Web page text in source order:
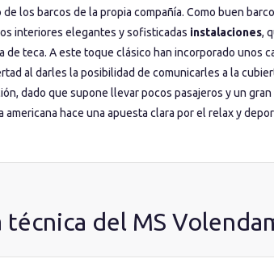
los barcos de la propia compañía. Como buen
interiores elegantes y sofisticadas instalaciones,
de teca. A este toque clásico han incorporado unos
al darles la posibilidad de comunicarles a la
dado que supone llevar pocos pasajeros y un
americana hace una apuesta clara por el relax y
técnica del MS